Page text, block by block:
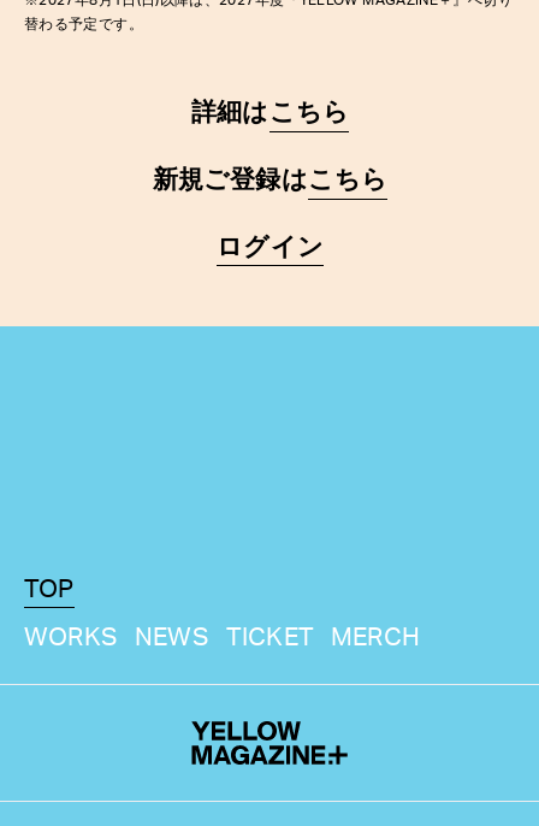
替わる予定です。
詳細は こちら
新規ご登録はこちら
ログイン
TOP
WORKS
NEWS TICKET MERCH